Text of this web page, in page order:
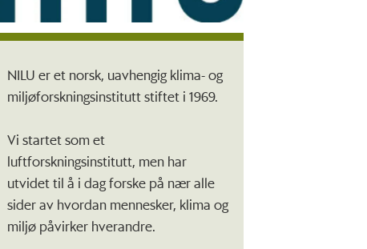
NILU er et norsk, uavhengig klima- og
miljøforskningsinstitutt stiftet i 1969.
Vi startet som et
luftforskningsinstitutt, men har
utvidet til å i dag forske på nær alle
sider av hvordan mennesker, klima og
miljø påvirker hverandre.